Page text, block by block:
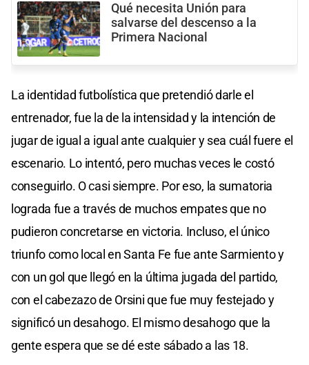
Qué necesita Unión para
salvarse del descenso a la
Primera Nacional
La identidad futbolística que pretendió darle el
entrenador, fue la de la intensidad y la intención de
jugar de igual a igual ante cualquier y sea cuál fuere el
escenario. Lo intentó, pero muchas veces le costó
conseguirlo. O casi siempre. Por eso, la sumatoria
lograda fue a través de muchos empates que no
pudieron concretarse en victoria. Incluso, el único
triunfo como local en Santa Fe fue ante Sarmiento y
con un gol que llegó en la última jugada del partido,
con el cabezazo de Orsini que fue muy festejado y
significó un desahogo. El mismo desahogo que la
gente espera que se dé este sábado a las 18.